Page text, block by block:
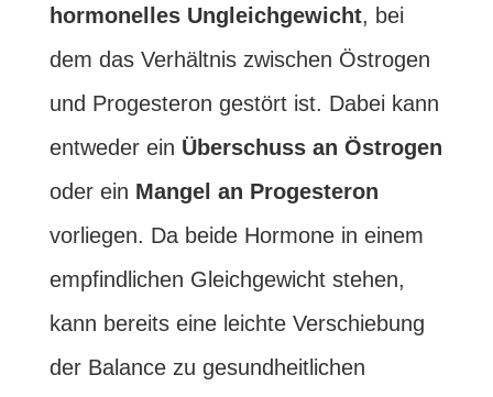
hormonelles Ungleichgewicht, bei
dem das Verhältnis zwischen Östrogen
und Progesteron gestört ist. Dabei kann
entweder ein Überschuss an Östrogen
oder ein Mangel an Progesteron
vorliegen. Da beide Hormone in einem
empfindlichen Gleichgewicht stehen,
kann bereits eine leichte Verschiebung
der Balance zu gesundheitlichen